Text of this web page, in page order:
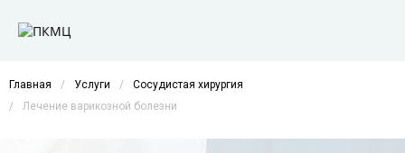
Главная / Услуги /
Сосудистая хирургия
/
Лечение варикозной болезни